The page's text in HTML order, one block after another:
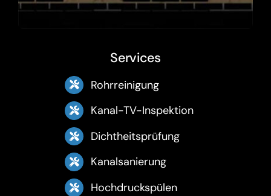
Services
Rohrreinigung
Kanal-TV-Inspektion
Dichtheitsprüfung
Kanalsanierung
Hochdruckspülen